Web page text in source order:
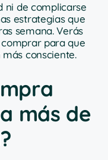
ni de complicarse
estrategias que
semana. Verás
para que
consciente.
más de